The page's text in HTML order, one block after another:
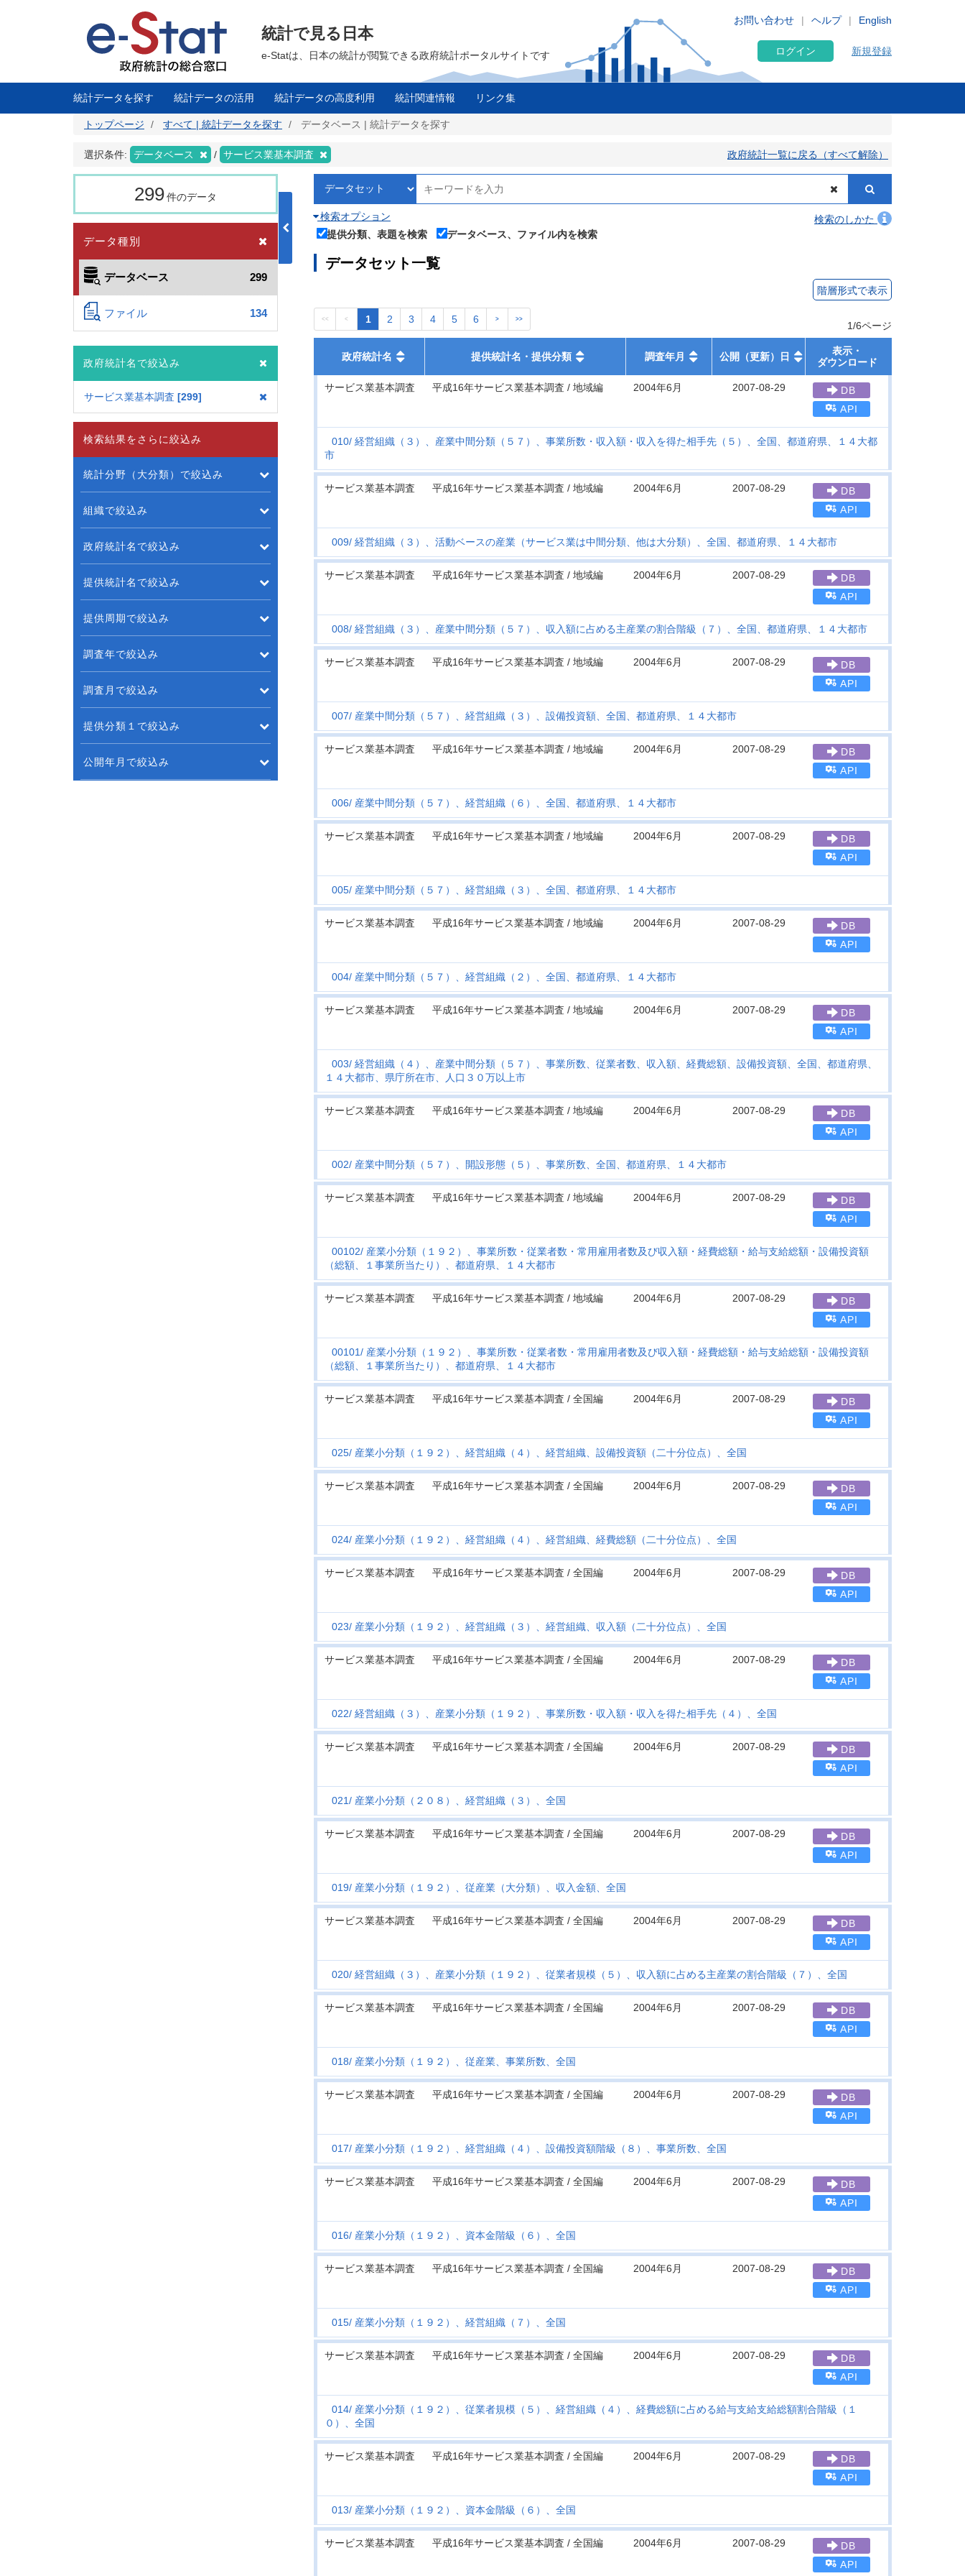
に
English
お問い合わせ ヘルプ
統計で見る日本
e-Statは、日本の統計が閲覧できる政府統計ポータルサイトです ログイン 新規登録
統計データを探す 統計データの活用 統計データの高度利用 統計関連情報 リンク集
トップページ すべて | 統計データを探す データベース | 統計データを探す
選択条件: データベース サービス業基本調査 政府統計一覧に戻る（すべて解除）
299件のデータ
データ種別
データベース 299
ファイル 134
政府統計名で絞込み
サービス業基本調査 299
検索オプション
検索のしかた
提供分類、表題を検索
データベース、ファイル内を検索
データセット一覧
階層形式で表示
<< < 1 2 3 4 5 6 > >>
1/6ページ
政府統計名 提供統計名・提供分類 調査年月 公開（更新）日
表示・
ダウンロード
サービス業基本調査 平成16年サービス業基本調査 / 地域編 2004年6月 2007-08-29
DB
API
010 経営組織（３）、産業中間分類（５７）、事業所数・収入額・収入を得た相手先（５）、全国、都道府県、１４大都
市
サービス業基本調査 平成16年サービス業基本調査 / 地域編 2004年6月 2007-08-29
DB
API
009 経営組織（３）、活動ベースの産業（サービス業は中間分類、他は大分類）、全国、都道府県、１４大都市
サービス業基本調査 平成16年サービス業基本調査 / 地域編 2004年6月 2007-08-29
DB
API
008 経営組織（３）、産業中間分類（５７）、収入額に占める主産業の割合階級（７）、全国、都道府県、１４大都市
サービス業基本調査 平成16年サービス業基本調査 / 地域編 2004年6月 2007-08-29
DB
API
007 産業中間分類（５７）、経営組織（３）、設備投資額、全国、都道府県、１４大都市
サービス業基本調査 平成16年サービス業基本調査 / 地域編 2004年6月 2007-08-29
DB
API
006 産業中間分類（５７）、経営組織（６）、全国、都道府県、１４大都市
サービス業基本調査 平成16年サービス業基本調査 / 地域編 2004年6月 2007-08-29
DB
API
005 産業中間分類（５７）、経営組織（３）、全国、都道府県、１４大都市
サービス業基本調査 平成16年サービス業基本調査 / 地域編 2004年6月 2007-08-29
DB
API
004 産業中間分類（５７）、経営組織（２）、全国、都道府県、１４大都市
サービス業基本調査 平成16年サービス業基本調査 / 地域編 2004年6月 2007-08-29
DB
API
003 経営組織（４）、産業中間分類（５７）、事業所数、従業者数、収入額、経費総額、設備投資額、全国、都道府県、
１４大都市、県庁所在市、人口３０万以上市
サービス業基本調査 平成16年サービス業基本調査 / 地域編 2004年6月 2007-08-29
DB
API
002 産業中間分類（５７）、開設形態（５）、事業所数、全国、都道府県、１４大都市
サービス業基本調査 平成16年サービス業基本調査 / 地域編 2004年6月 2007-08-29
DB
API
00102
産業小分類（１９２）、事業所数・従業者数・常用雇用者数及び収入額・経費総額・給与支給総額・設備投資額
（総額、１事業所当たり）、都道府県、１４大都市
サービス業基本調査 平成16年サービス業基本調査 / 地域編 2004年6月 2007-08-29
DB
API
00101
産業小分類（１９２）、事業所数・従業者数・常用雇用者数及び収入額・経費総額・給与支給総額・設備投資額
（総額、１事業所当たり）、都道府県、１４大都市
サービス業基本調査 平成16年サービス業基本調査 / 全国編 2004年6月 2007-08-29
DB
API
025 産業小分類（１９２）、経営組織（４）、経営組織、設備投資額（二十分位点）、全国
サービス業基本調査 平成16年サービス業基本調査 / 全国編 2004年6月 2007-08-29
DB
API
024 産業小分類（１９２）、経営組織（４）、経営組織、経費総額（二十分位点）、全国
サービス業基本調査 平成16年サービス業基本調査 / 全国編 2004年6月 2007-08-29
DB
API
023 産業小分類（１９２）、経営組織（３）、経営組織、収入額（二十分位点）、全国
サービス業基本調査 平成16年サービス業基本調査 / 全国編 2004年6月 2007-08-29
DB
API
022 経営組織（３）、産業小分類（１９２）、事業所数・収入額・収入を得た相手先（４）、全国
サービス業基本調査 平成16年サービス業基本調査 / 全国編 2004年6月 2007-08-29
DB
API
021 産業小分類（２０８）、経営組織（３）、全国
サービス業基本調査 平成16年サービス業基本調査 / 全国編 2004年6月 2007-08-29
DB
API
019 産業小分類（１９２）、従産業（大分類）、収入金額、全国
サービス業基本調査 平成16年サービス業基本調査 / 全国編 2004年6月 2007-08-29
DB
API
020 経営組織（３）、産業小分類（１９２）、従業者規模（５）、収入額に占める主産業の割合階級（７）、全国
サービス業基本調査 平成16年サービス業基本調査 / 全国編 2004年6月 2007-08-29
DB
API
018 産業小分類（１９２）、従産業、事業所数、全国
サービス業基本調査 平成16年サービス業基本調査 / 全国編 2004年6月 2007-08-29
DB
API
017 産業小分類（１９２）、経営組織（４）、設備投資額階級（８）、事業所数、全国
サービス業基本調査 平成16年サービス業基本調査 / 全国編 2004年6月 2007-08-29
DB
API
016 産業小分類（１９２）、資本金階級（６）、全国
サービス業基本調査 平成16年サービス業基本調査 / 全国編 2004年6月 2007-08-29
DB
API
015 産業小分類（１９２）、経営組織（７）、全国
サービス業基本調査 平成16年サービス業基本調査 / 全国編 2004年6月 2007-08-29
DB
API
014 産業小分類（１９２）、従業者規模（５）、経営組織（４）、経費総額に占める給与支給支給総額割合階級（１
０）、全国
サービス業基本調査 平成16年サービス業基本調査 / 全国編 2004年6月 2007-08-29
DB
API
013 産業小分類（１９２）、資本金階級（６）、全国
サービス業基本調査 平成16年サービス業基本調査 / 全国編 2004年6月 2007-08-29
DB
API
検索結果をさらに絞込み
統計分野（大分類）で絞込み
組織で絞込み
政府統計名で絞込み
提供統計名で絞込み
提供周期で絞込み
調査年で絞込み
調査月で絞込み
提供分類１で絞込み
公開年月で絞込み